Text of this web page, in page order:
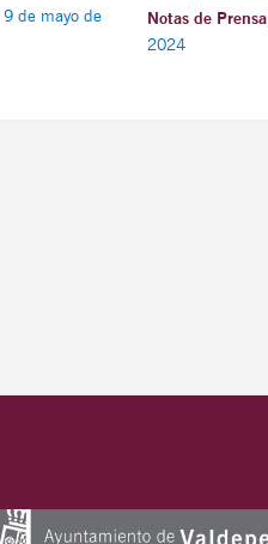
9 de mayo de
Notas de Prensa,
2024